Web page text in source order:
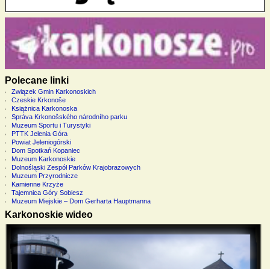
Polecane linki
Związek Gmin Karkonoskich
Czeskie Krkonoše
Książnica Karkonoska
Správa Krkonošského národního parku
Muzeum Sportu i Turystyki
PTTK Jelenia Góra
Powiat Jeleniogórski
Dom Spotkań Kopaniec
Muzeum Karkonoskie
Dolnośląski Zespół Parków Krajobrazowych
Muzeum Przyrodnicze
Kamienne Krzyże
Tajemnica Góry Sobiesz
Muzeum Miejskie – Dom Gerharta Hauptmanna
Karkonoskie wideo